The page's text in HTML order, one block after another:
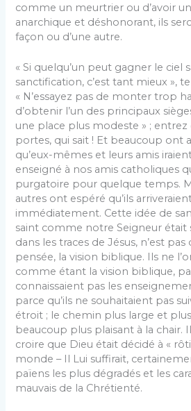
comme un meurtrier ou d’avoir
anarchique et déshonorant, ils
façon ou d’une autre.
« Si quelqu’un peut gagner le ciel
sanctification, c’est tant mieux »,
« N’essayez pas de monter trop
d’obtenir l’un des principaux
une place plus modeste » ;
portes, qui sait ! Et beaucoup ont
qu’eux-mêmes et leurs amis
enseigné à nos amis catholiques
purgatoire pour quelque temps.
autres ont espéré qu’ils
immédiatement. Cette idée de
saint comme notre Seigneur était
dans les traces de Jésus, n’est
pensée, la vision biblique. Ils ne
comme étant la vision biblique,
connaissaient pas les
parce qu’ils ne souhaitaient pas
étroit ; le chemin plus large et
beaucoup plus plaisant à la chair.
croire que Dieu était décidé à «
monde – Il Lui suffirait,
païens les plus dégradés et les
mauvais de la Chrétienté.